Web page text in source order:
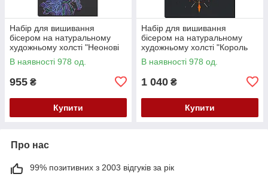
Набір для вишивання
бісером на натуральному
художньому холсті "Неонові
маки" Абрис Арт AB-982
В наявності 978 од.
955 ₴
Купити
Набір для вишивання
бісером на натуральному
художньому холсті "Король
звірів" Абрис Арт AB-983
В наявності 978 од.
1 040 ₴
Купити
Про нас
99% позитивних з 2003 відгуків за рік